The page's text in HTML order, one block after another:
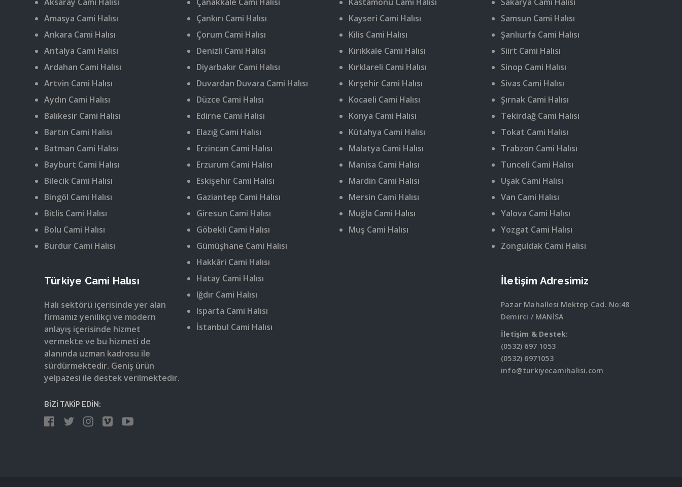
Amasya Cami Halısı
Ankara Cami Halısı
Antalya Cami Halısı
Ardahan Cami Halısı
Artvin Cami Halısı
Aydın Cami Halısı
Balıkesir Cami Halısı
Bartın Cami Halısı
Batman Cami Halısı
Bayburt Cami Halısı
Bilecik Cami Halısı
Bingöl Cami Halısı
Bitlis Cami Halısı
Bolu Cami Halısı
Burdur Cami Halısı
Türkiye Cami Halısı
Halı sektörü içerisinde yer alan
firmamız yenilikçi ve modern
anlayış içerisinde hizmet
vermekte ve bu hizmeti de
alanında uzman kadrosu ile
sürdürmektedir. Geniş ürün
yelpazesi ile destek verilmektedir.
BİZİ TAKİP EDİN:
Çankırı Cami Halısı
Çorum Cami Halısı
Denizli Cami Halısı
Diyarbakır Cami Halısı
Duvardan Duvara Cami Halısı
Düzce Cami Halısı
Edirne Cami Halısı
Elazığ Cami Halısı
Erzincan Cami Halısı
Erzurum Cami Halısı
Eskişehir Cami Halısı
Gaziantep Cami Halısı
Giresun Cami Halısı
Göbekli Cami Halısı
Gümüşhane Cami Halısı
Hakkâri Cami Halısı
Hatay Cami Halısı
Iğdır Cami Halısı
Isparta Cami Halısı
İstanbul Cami Halısı
Kayseri Cami Halısı
Kilis Cami Halısı
Kırıkkale Cami Halısı
Kırklareli Cami Halısı
Kırşehir Cami Halısı
Kocaeli Cami Halısı
Konya Cami Halısı
Kütahya Cami Halısı
Malatya Cami Halısı
Manisa Cami Halısı
Mardin Cami Halısı
Mersin Cami Halısı
Muğla Cami Halısı
Muş Cami Halısı
Samsun Cami Halısı
Şanlıurfa Cami Halısı
Siirt Cami Halısı
Sinop Cami Halısı
Sivas Cami Halısı
Şırnak Cami Halısı
Tekirdağ Cami Halısı
Tokat Cami Halısı
Trabzon Cami Halısı
Tunceli Cami Halısı
Uşak Cami Halısı
Van Cami Halısı
Yalova Cami Halısı
Yozgat Cami Halısı
Zonguldak Cami Halısı
İletişim Adresimiz
Pazar Mahallesi Mektep Cad. No:48
Demirci / MANİSA
İletişim & Destek:
(0532) 697 1053
(0532) 6971053
info@turkiyecamihalisi.com